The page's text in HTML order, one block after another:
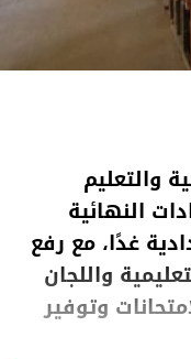
والتعليم
النهائية
غدًا، مع رفع
واللجان
وتوفير